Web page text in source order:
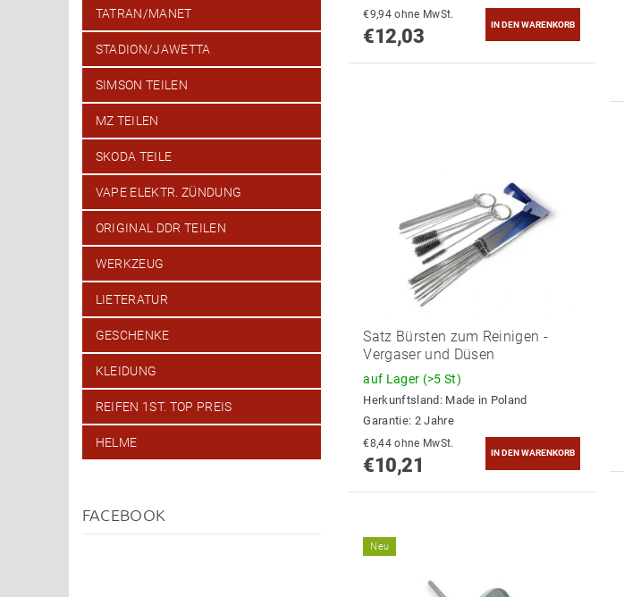
TATRAN/MANET
STADION/JAWETTA
SIMSON TEILEN
MZ TEILEN
SKODA TEILE
VAPE ELEKTR. ZÜNDUNG
ORIGINAL DDR TEILEN
WERKZEUG
LIETERATUR
GESCHENKE
KLEIDUNG
REIFEN 1ST. TOP PREIS
HELME
FACEBOOK
€9,94 ohne MwSt.
€12,03
Satz Bürsten zum Reinigen -
Vergaser und Düsen
auf Lager (>5 St)
Herkunftsland: Made in Poland
Garantie: 2 Jahre
€8,44 ohne MwSt.
€10,21
Neu